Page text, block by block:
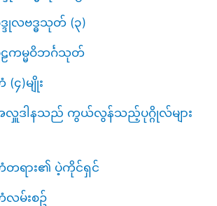
ဒုလဗဒ္ဓသုတ် (၃)
ကမ္မဝိဘင်္ဂသုတ်
၄)မျိုး
လှူဒါနသည် ကွယ်လွန်သည့်ပုဂ္ဂိုလ်များ
တရား၏ ပဲ့ကိုင်ရှင်
လမ်းစဥ်